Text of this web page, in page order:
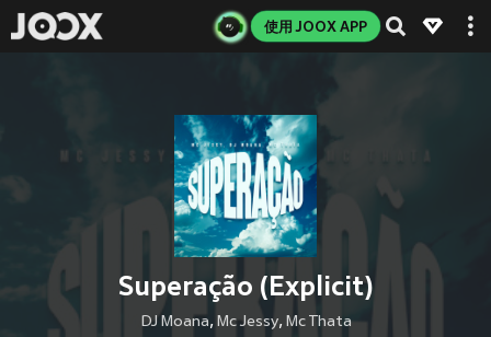
使用 JOOX APP
Superação (Explicit)
DJ Moana, Mc Jessy, Mc Thata